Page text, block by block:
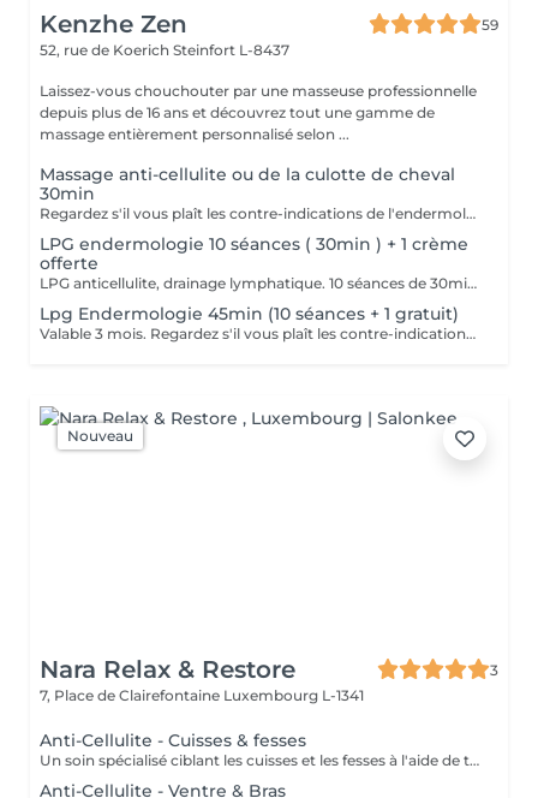
Kenzhe Zen
59
52, rue de Koerich Steinfort L-8437
Laissez-vous chouchouter par une masseuse professionnelle
depuis plus de 16 ans et découvrez tout une gamme de
massage entièrement personnalisé selon ...
Massage anti-cellulite ou de la culotte de cheval
30min
Regardez s'il vous plaît les contre-indications de l'endermologie.
LPG endermologie 10 séances ( 30min ) + 1 crème
offerte
LPG anticellulite, drainage lymphatique. 10 séances de 30min + 1 crème anti-cellulite d'une valeur de 60€ est offerte. Valable 2 mois
Lpg Endermologie 45min (10 séances + 1 gratuit)
Valable 3 mois. Regardez s'il vous plaît les contre-indications de l'endermologie.
Nouveau
Nara Relax & Restore
3
7, Place de Clairefontaine Luxembourg L-1341
Anti-Cellulite - Cuisses & fesses
Un soin spécialisé ciblant les cuisses et les fesses à l'aide de techniques de massage intensives destinées à stimuler la circulation et à agir sur les tissus sous-jacents. Ce traitement contribue à améliorer l'apparence de la peau, à soutenir la tonicité des tissus et à procurer une sensation de peau plus lisse et revitalisée.
Anti-Cellulite - Ventre & Bras